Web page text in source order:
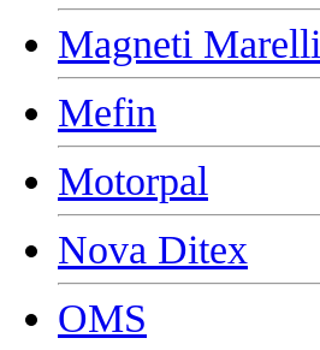
Magneti Marelli
Mefin
Motorpal
Nova Ditex
OMS